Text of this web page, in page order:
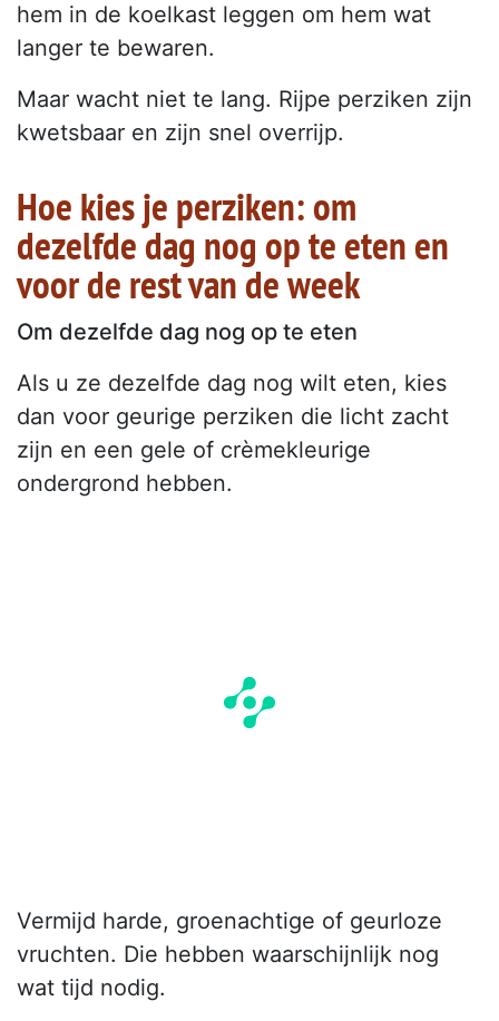
hem in de koelkast leggen om hem wat
langer te bewaren.
Maar wacht niet te lang. Rijpe perziken zijn
kwetsbaar en zijn snel overrijp.
Hoe kies je perziken: om
dezelfde dag nog op te eten en
voor de rest van de week
Om dezelfde dag nog op te eten
Als u ze dezelfde dag nog wilt eten, kies
dan voor geurige perziken die licht zacht
zijn en een gele of crèmekleurige
ondergrond hebben.
Vermijd harde, groenachtige of geurloze
vruchten. Die hebben waarschijnlijk nog
wat tijd nodig.